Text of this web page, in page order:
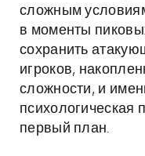
сложным
в моменты
сохранить
игроков,
сложности, и
психологическая
первый план.